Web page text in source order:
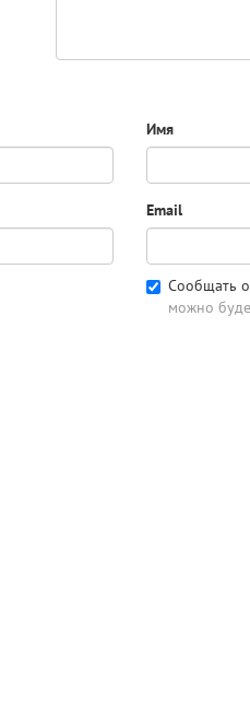
Имя
Email
Сообщать
можно